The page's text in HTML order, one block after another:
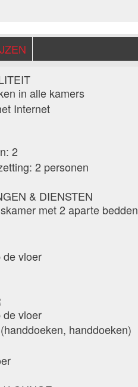
in alle kamers
Internet
2
2 personen
& DIENSTEN
met 2 aparte bedden
de vloer
de vloer
handdoeken)